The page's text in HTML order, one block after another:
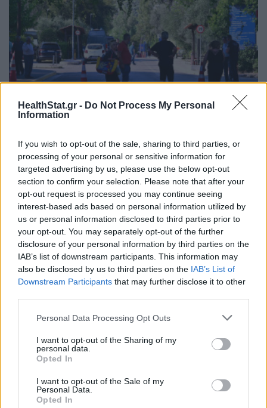
HealthStat.gr - Do Not Process My Personal
Information
If you wish to opt-out of the sale, sharing to third parties, or
processing of your personal or sensitive information for
targeted advertising by us, please use the below opt-out
section to confirm your selection. Please note that after your
opt-out request is processed you may continue seeing
interest-based ads based on personal information utilized by
us or personal information disclosed to third parties prior to
your opt-out. You may separately opt-out of the further
disclosure of your personal information by third parties on the
IAB’s list of downstream participants. This information may
also be disclosed by us to third parties on the IAB’s List of
Downstream Participants that may further disclose it to other
Personal Data Processing Opt Outs
I want to opt-out of the Sharing of my
personal data.
Opted In
I want to opt-out of the Sale of my
Personal Data.
Opted In
Φωτιά στο Χαϊδάρι: Μόνο... 73 ράντζα στο
στο Δαφνί
ΕΠΙΚΑΙΡΌΤΗΤΑ 01/08/2026 - 08:15
Διευκρίνηση της διοίκησης του «Αττικόν» για τη
ΕΠΙΚΑΙΡΌΤΗΤΑ 10/07/2026 - 14:23